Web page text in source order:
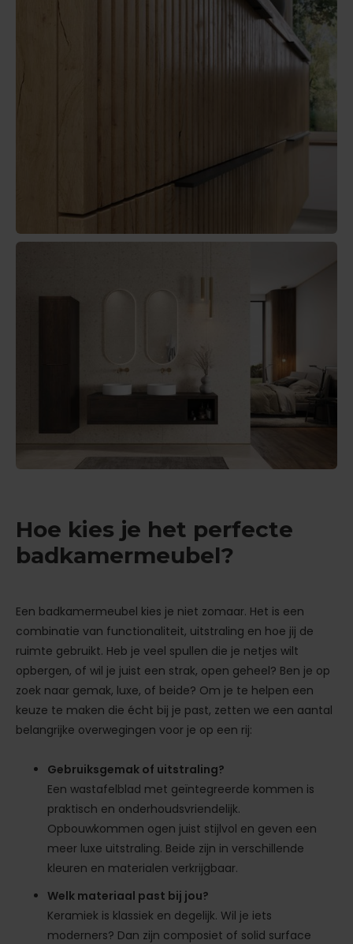
Hoe kies je het perfecte
badkamermeubel?
Een badkamermeubel kies je niet zomaar. Het is een
combinatie van functionaliteit, uitstraling en hoe jij de
ruimte gebruikt. Heb je veel spullen die je netjes wilt
opbergen, of wil je juist een strak, open geheel? Ben je op
zoek naar gemak, luxe, of beide? Om je te helpen een
keuze te maken die écht bij je past, zetten we een aantal
belangrijke overwegingen voor je op een rij:
Gebruiksgemak of uitstraling?
Een wastafelblad met geïntegreerde kommen is
praktisch en onderhoudsvriendelijk.
Opbouwkommen ogen juist stijlvol en geven een
meer luxe uitstraling. Beide zijn in verschillende
kleuren en materialen verkrijgbaar.
Welk materiaal past bij jou?
Keramiek is klassiek en degelijk. Wil je iets
moderners? Dan zijn composiet of solid surface